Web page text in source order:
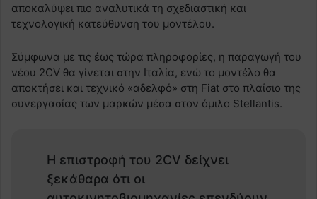
αποκαλύψει πιο αναλυτικά τη σχεδιαστική και
τεχνολογική κατεύθυνση του μοντέλου.
Σύμφωνα με τις έως τώρα πληροφορίες, η παραγωγή του
νέου 2CV θα γίνεται στην Ιταλία, ενώ το μοντέλο θα
αποκτήσει και τεχνικό «αδελφό» στη Fiat στο πλαίσιο της
συνεργασίας των μαρκών μέσα στον όμιλο Stellantis.
Η επιστροφή του 2CV δείχνει
ξεκάθαρα ότι οι